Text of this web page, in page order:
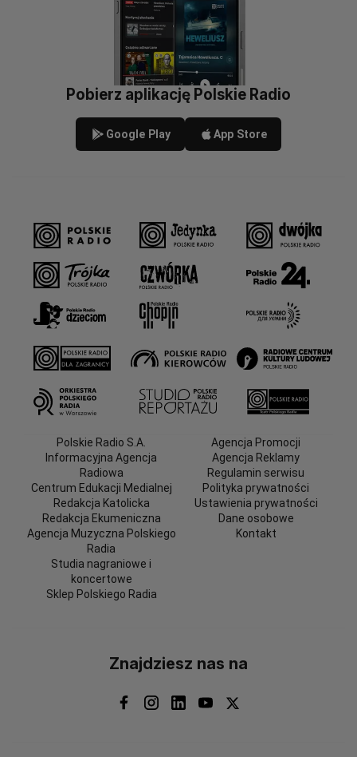
Pobierz aplikację Polskie Radio
Google Play App Store
Polskie Radio S.A.
Informacyjna Agencja
Radiowa
Centrum Edukacji Medialnej
Redakcja Katolicka
Redakcja Ekumeniczna
Agencja Muzyczna Polskiego
Radia
Studia nagraniowe i
koncertowe
Sklep Polskiego Radia
Agencja Promocji
Agencja Reklamy
Regulamin serwisu
Polityka prywatności
Ustawienia prywatności
Dane osobowe
Kontakt
Znajdziesz nas na